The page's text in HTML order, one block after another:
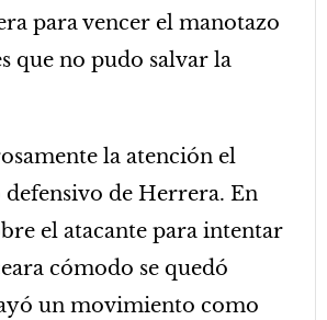
para vencer el manotazo
que no pudo salvar la
la atención el
defensivo de Herrera. En
el atacante para intentar
cómodo se quedó
un movimiento como